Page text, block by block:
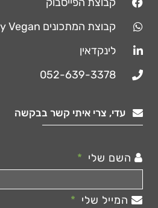
קבוצת המתכונים Happy Vegan
לינקדאין
052-639-3378
עדי, צרי איתי קשר בבקשה
השם שלי
המייל שלי